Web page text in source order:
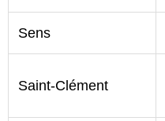
Sens
Saint-Clément